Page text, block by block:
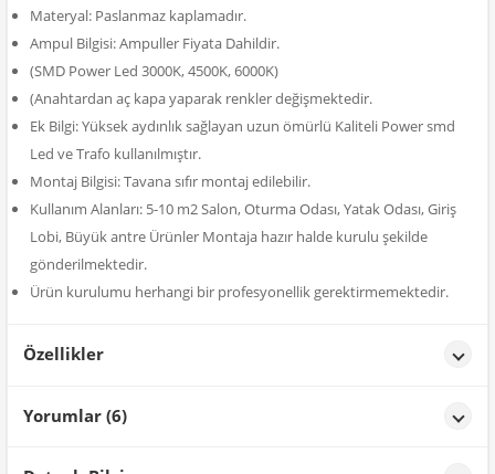
Materyal: Paslanmaz kaplamadır.
Ampul Bilgisi: Ampuller Fiyata Dahildir.
(SMD Power Led 3000K, 4500K, 6000K)
(Anahtardan aç kapa yaparak renkler değişmektedir.
Ek Bilgi: Yüksek aydınlık sağlayan uzun ömürlü Kaliteli Power smd
Led ve Trafo kullanılmıştır.
Montaj Bilgisi: Tavana sıfır montaj edilebilir.
Kullanım Alanları: 5-10 m2 Salon, Oturma Odası, Yatak Odası, Giriş
Lobi, Büyük antre Ürünler Montaja hazır halde kurulu şekilde
gönderilmektedir.
Ürün kurulumu herhangi bir profesyonellik gerektirmemektedir.
Özellikler
Yorumlar (6)